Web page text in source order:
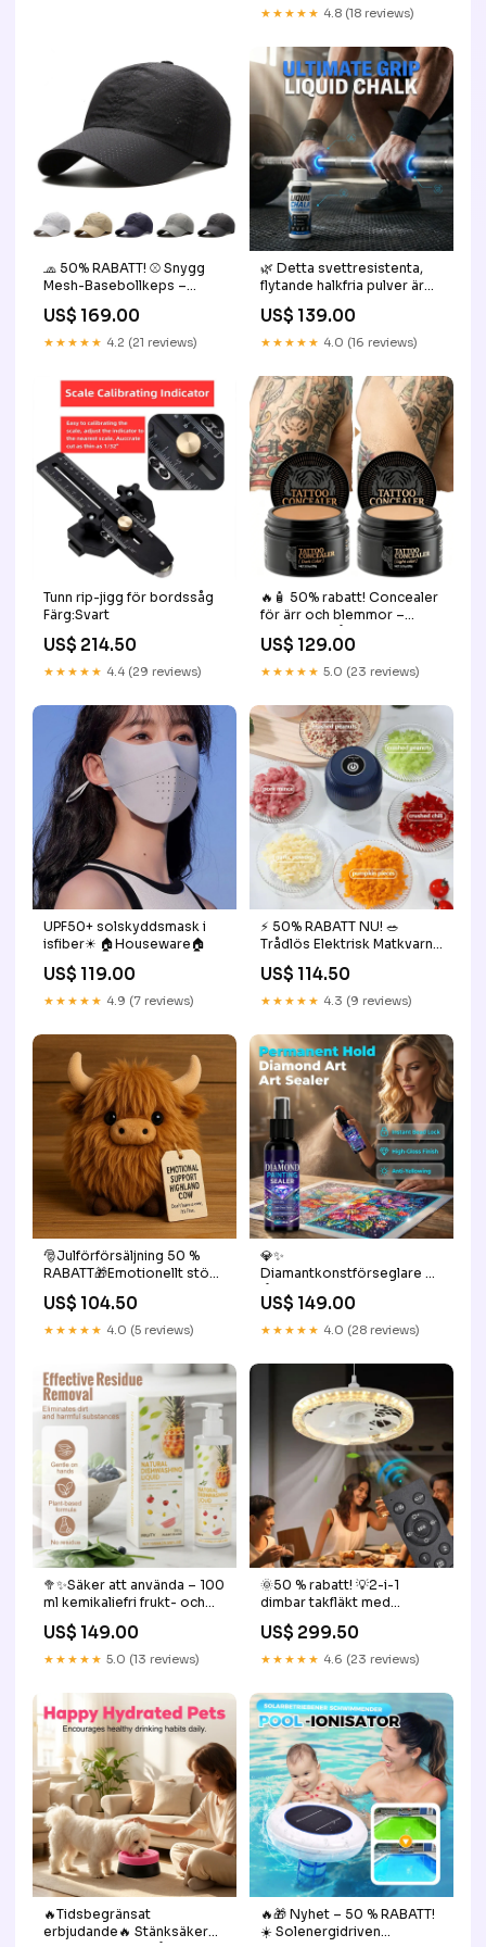
Dashbord & Interiør 🛡️
★★★★★ 4.8 (18 reviews)
🧢 50% RABATT! ⚾ Snygg
Mesh-Basebollkeps –
Andningsbar, Justerbar &
Perfekt för Sport & Vardag
☀️ Färg:Vit
US$ 169.00
★★★★★ 4.2 (21 reviews)
🌿 Detta svettresistenta,
flytande halkfria pulver är
speciellt utformat för
bergsklättring och ger ett
perfekt grepp och håller
garanterar säker klättring
🧗‍♂️💪 Kids & Gifts
US$ 139.00
★★★★★ 4.0 (16 reviews)
Tunn rip-jigg för bordssåg
Färg:Svart
US$ 214.50
★★★★★ 4.4 (29 reviews)
🔥🧴 50% rabatt! Concealer
för ärr och blemmor –
vattenfast, långvarig,
naturlig täckning – perfekt
för alla hudtoner. 🌸✨
US$ 129.00
★★★★★ 5.0 (23 reviews)
UPF50+ solskyddsmask i
isfiber☀ 🏠️Houseware🏠️
US$ 119.00
★★★★★ 4.9 (7 reviews)
⚡ 50% RABATT NU! 🥗
Trådlös Elektrisk Matkvarn
– Höghastig Köttkvarn &
Vitlökspress för Kök &
Camping 🏕️ Stil:Blå
US$ 114.50
★★★★★ 4.3 (9 reviews)
🎅Julförförsäljning 50 %
RABATT🎁Emotionellt stöd
Highland Cow Plush🎉 💖
Köp mer, spara mer🌿🐾:👍
Köp 1
US$ 104.50
★★★★★ 4.0 (5 reviews)
💎✨
Diamantkonstförseglare –
låser pärlor, glansig finish,
torkar snabbt och håller
länge. Sports Equipmt
US$ 149.00
★★★★★ 4.0 (28 reviews)
🥦✨Säker att använda – 100
ml kemikaliefri frukt- och
grönsakstvätt 🍎🥦
Gezondheid & Schoonheid
US$ 149.00
★★★★★ 5.0 (13 reviews)
🌞50 % rabatt! 💡2-i-1
dimbar takfläkt med
fjärrkontroll – tyst,
justerbar och
platsbesparande. MXN$
US$ 299.50
★★★★★ 4.6 (23 reviews)
🔥Tidsbegränsat
erbjudande🔥 Stänksäker
🔥🎁 Nyhet – 50 % RABATT!
☀️ Solenergidriven